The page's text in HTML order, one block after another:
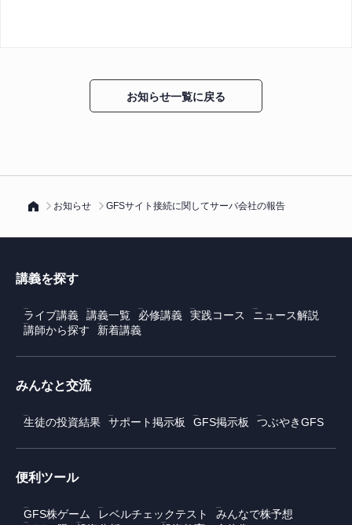
お知らせ一覧に戻る
お知らせ GFSサイト接続に関してサーバ会社の報告
講義を探す
ライブ講義 講義一覧 必修講義 実践コース
ニュース解説
講師から探す
新着講義
みんなと交流
生徒の投資結果 サポート掲示板 GFS掲示板 つぶやきGFS
便利ツール
GFS株ゲーム レベルチェックテスト
みんなで株予想